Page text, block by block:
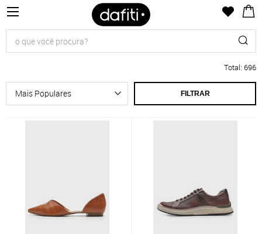
Total: 696
FILTRAR